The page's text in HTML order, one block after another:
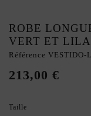
ROBE
VERT ET
Référence VESTIDO-
213,00 €
Taille